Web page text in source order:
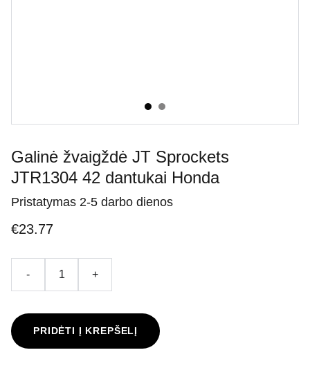
Galinė žvaigždė JT Sprockets
JTR1304 42 dantukai Honda
Pristatymas 2-5 darbo dienos
€23.77
- +
PRIDĖTI Į KREPŠELĮ